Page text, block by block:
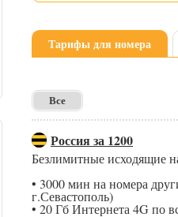
Тарифы для номера
Все
Россия за 1200
Безлимитные исходящие
• 3000 мин на номера
г.Севастополь)
• 20 Гб Интернета 4G по